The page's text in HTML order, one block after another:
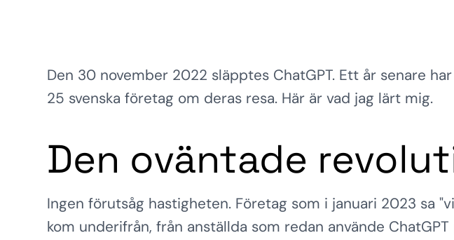
Den 30 november 2022 släpptes ChatGPT. Ett år senare
25 svenska företag om deras resa. Här är vad jag lärt mig.
Den oväntade
Ingen förutsåg hastigheten. Företag som i januari 2023 sa
kom underifrån, från anställda som redan använde ChatGPT